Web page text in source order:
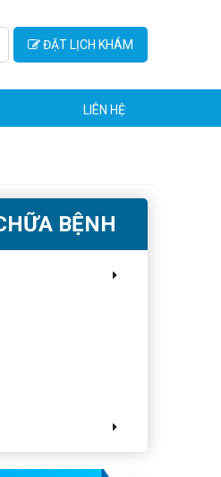
ĐẶT LỊCH KHÁM
LIÊN HỆ
BỆNH